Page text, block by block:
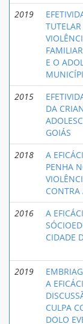
2019
E O
2015
DA
GOIÁS
2018
A
PENHA
CONTRA
2016
A
CIDADE
2019
A
CULPA
DOLO